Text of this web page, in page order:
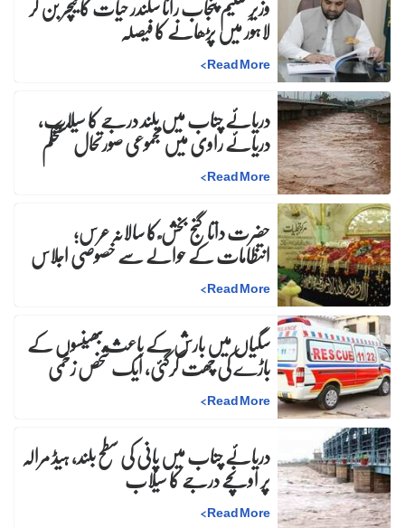
لاہور میں پڑھانے کا فیصلہ
Read More
>
دریائے چناب میں بلند درجے کا سیلاب،
دریائے راوی میں مجموعی صورتحال مستحکم
Read More
>
حضرت داتا گنج بخش ؒ کا سالانہ عرس;
انتظامات کے حوالے سے خصوصی اجلاس
Read More
>
سگیاں میں بارش کے باعث بھینسوں کے
باڑے کی چھت گرگئی، ایک شخص زخمی
Read More
>
دریائے چناب میں پانی کی سطح بلند، ہیڈ مرالہ
پر اونچے درجے کا سیلاب
Read More
>